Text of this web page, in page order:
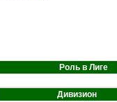
Роль в Лиге
Дивизион